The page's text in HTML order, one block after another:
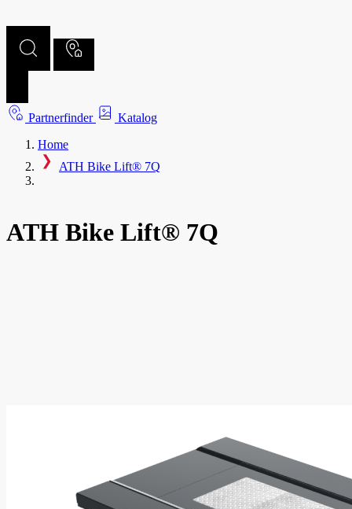
Partnerfinder
Katalog
Home
ATH Bike Lift® 7Q
ATH Bike Lift® 7Q